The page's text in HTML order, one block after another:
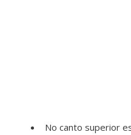
No canto superior